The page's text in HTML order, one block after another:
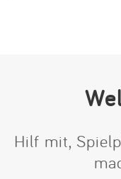
Hilf mit,